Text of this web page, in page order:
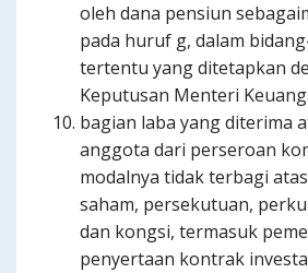
oleh dana pensiun
pada huruf g, dalam
tertentu yang ditetapkan
Keputusan Menteri
bagian laba yang diterima
anggota dari perseroan
modalnya tidak terbagi
saham, persekutuan,
dan kongsi, termasuk
penyertaan kontrak